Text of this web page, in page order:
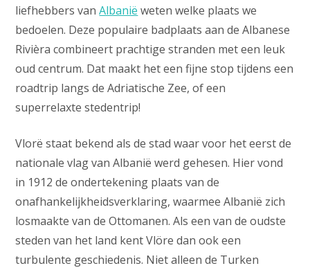
liefhebbers vanAlbanië weten welke plaats we
bedoelen. Deze populaire badplaats aan de Albanese
Rivièra combineert prachtige stranden met een leuk
oud centrum. Dat maakt het een fijne stop tijdens een
roadtrip langs de Adriatische Zee, of een
superrelaxte stedentrip!
Vlorë staat bekend als de stad waar voor het eerst de
nationale vlag van Albanië werd gehesen. Hier vond
in 1912 de ondertekening plaats van de
onafhankelijkheidsverklaring, waarmee Albanië zich
losmaakte van de Ottomanen. Als een van de oudste
steden van het land kent Vlöre dan ook een
turbulente geschiedenis. Niet alleen de Turken